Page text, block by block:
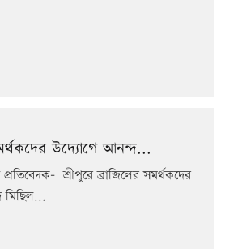
উদ্যোগে আনন্দ...
শ্রীপুরে ব্রাজিলের সমর্থকদের
মিছিল...